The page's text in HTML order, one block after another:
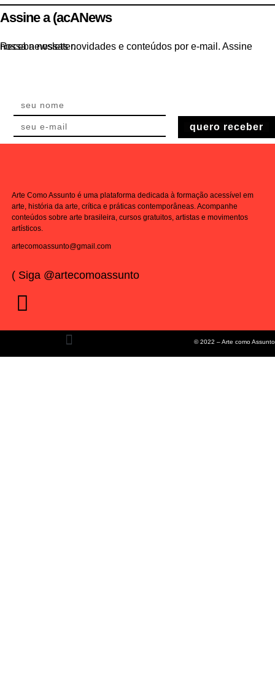
Assine a (acANews
Receba nossas novidades e conteúdos por e-mail. Assine nossa newsletter.
quero receber
Arte Como Assunto é uma plataforma dedicada à formação acessível em
arte, história da arte, crítica e práticas contemporâneas. Acompanhe
conteúdos sobre arte brasileira, cursos gratuitos, artistas e movimentos
artísticos.
artecomoassunto@gmail.com
( Siga @artecomoassunto
© 2022 – Arte como Assunto